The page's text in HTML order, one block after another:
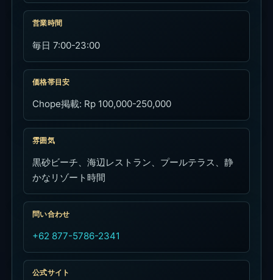
営業時間
毎日 7:00-23:00
価格帯目安
Chope掲載: Rp 100,000-250,000
雰囲気
黒砂ビーチ、海辺レストラン、プールテラス、静
かなリゾート時間
問い合わせ
+62 877-5786-2341
公式サイト